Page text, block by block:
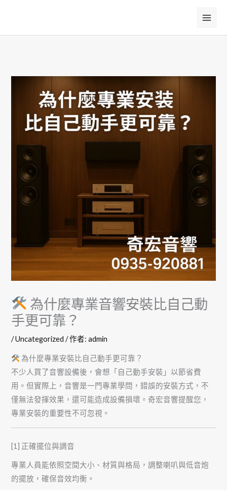
主
為什麼專業音響安裝比自己動
手更可靠？
/Uncategorized / 作者:admin
為什麼專業安裝比自己動手更可靠？
不少人買了音響設備後，會想「自己動手安裝」以節省費
用。但實際上，音響是一門專業學問，錯誤的安裝方式，不
僅無法發揮效果，還可能造成設備損壞。奇宏音響提醒您，
專業安裝的重要性不可忽視。
[1] 正確擺位與調音
專業人員能依照空間大小、材質與格局，調整喇叭與低音炮
的擺放，確保音效均衡。